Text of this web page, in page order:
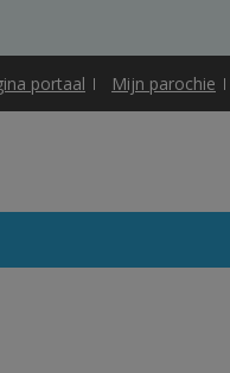
portaal Mijn parochie